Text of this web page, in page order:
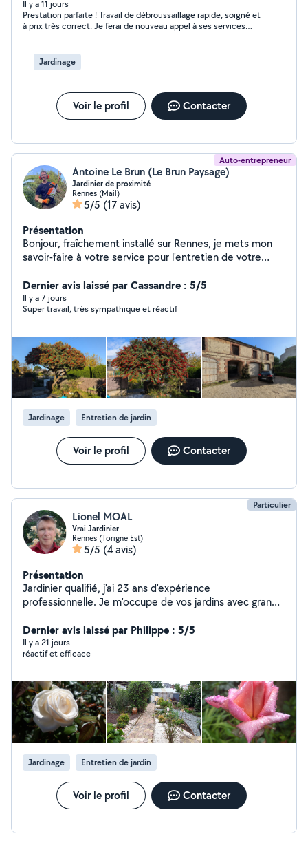
Il y a 11 jours
Prestation parfaite ! Travail de débroussaillage rapide, soigné et
à prix très correct. Je ferai de nouveau appel à ses services
Jardinage
Voir le profil Contacter
Auto-entrepreneur
Antoine Le Brun (Le Brun Paysage)
Jardinier de proximité
Rennes (Mail)
5/5 (17 avis)
Présentation
Bonjour, fraîchement installé sur Rennes, je mets mon
savoir-faire à votre service pour l'entretien de votre
Taille de haies * Petit élagage * Désherbage *
Ramassage de feuilles * Nettoyage de terrasses
Périmètre d'activité : Rennes et ses alentours Ensemble,
Dernier avis laissé par Cassandre : 5/5
Il y a 7 jours
Super travail, très sympathique et réactif
Jardinage Entretien de jardin
Voir le profil Contacter
Particulier
Lionel MOAL
Vrai Jardinier
Rennes (Torigne Est)
5/5 (4 avis)
Présentation
Jardinier qualifié, j'ai 23 ans d'expérience
professionnelle. Je m'occupe de vos jardins avec grand
connaissance des végétaux, je conçois le jardin aussi
beau que possible. J'interviens sur l'ensemble de
Rennes Métropole, ainsi que sur la côte, de St Malo à St
service CESU.
Dernier avis laissé par Philippe : 5/5
Il y a 21 jours
réactif et efficace
Jardinage Entretien de jardin
Voir le profil Contacter